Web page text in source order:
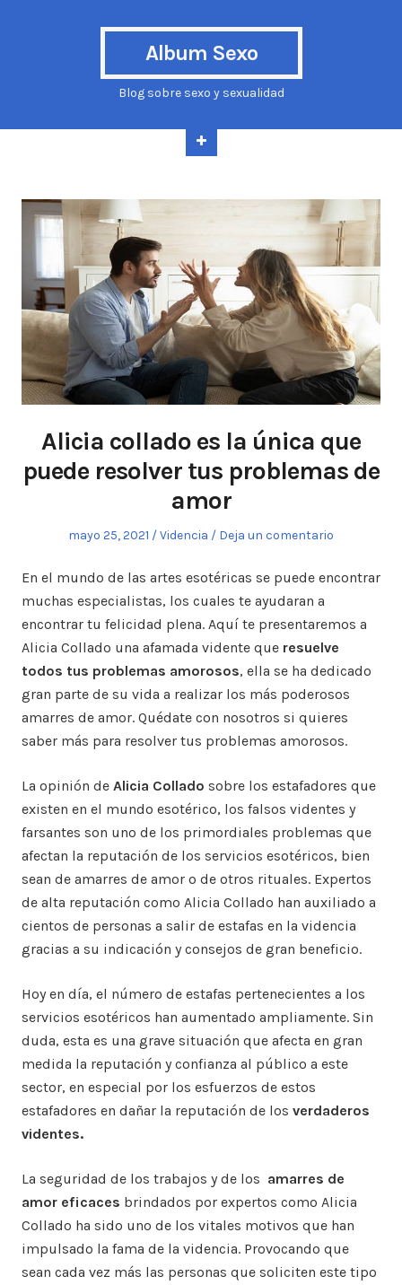
Album Sexo
Blog sobre sexo y sexualidad
Alicia collado es la única que
puede resolver tus problemas de
amor
Publicado
mayo 25, 2021
Publicado
Videncia Deja un comentario
En el mundo de las artes esotéricas se puede encontrar
muchas especialistas, los cuales te ayudaran a
encontrar tu felicidad plena. Aquí te presentaremos a
Alicia Collado una afamada vidente que resuelve
todos tus problemas amorosos, ella se ha dedicado
gran parte de su vida a realizar los más poderosos
amarres de amor. Quédate con nosotros si quieres
saber más para resolver tus problemas amorosos.
La opinión de Alicia Collado sobre los estafadores que
existen en el mundo esotérico, los falsos videntes y
farsantes son uno de los primordiales problemas que
afectan la reputación de los servicios esotéricos, bien
sean de amarres de amor o de otros rituales. Expertos
de alta reputación como Alicia Collado han auxiliado a
cientos de personas a salir de estafas en la videncia
gracias a su indicación y consejos de gran beneficio.
Hoy en día, el número de estafas pertenecientes a los
servicios esotéricos han aumentado ampliamente. Sin
duda, esta es una grave situación que afecta en gran
medida la reputación y confianza al público a este
sector, en especial por los esfuerzos de estos
estafadores en dañar la reputación de los verdaderos
videntes.
La seguridad de los trabajos y de los amarres de
amor eficaces brindados por expertos como Alicia
Collado ha sido uno de los vitales motivos que han
impulsado la fama de la videncia. Provocando que
sean cada vez más las personas que soliciten este tipo